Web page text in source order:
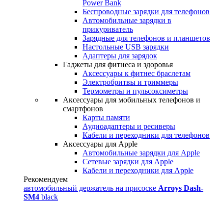
Power Bank
Беспроводные зарядки для телефонов
Автомобильные зарядки в
прикуриватель
Зарядные для телефонов и планшетов
Настольные USB зарядки
Адаптеры для зарядок
Гаджеты для фитнеса и здоровья
Аксессуары к фитнес браслетам
Электробритвы и триммеры
Термометры и пульсоксиметры
Аксессуары для мобильных телефонов и
смартфонов
Карты памяти
Аудиоадаптеры и ресиверы
Кабели и переходники для телефонов
Аксессуары для Apple
Автомобильные зарядки для Apple
Сетевые зарядки для Apple
Кабели и переходники для Apple
Рекомендуем
автомобильный держатель на присоске Arroys Dash-
SM4 black